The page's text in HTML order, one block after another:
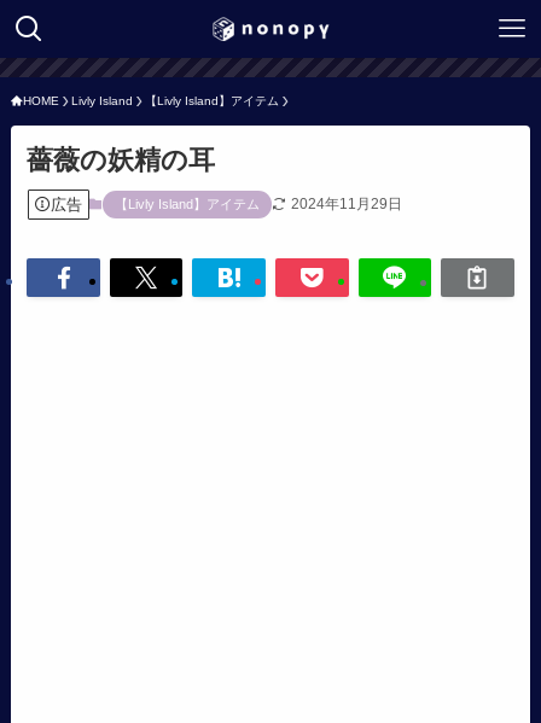
HOME Livly Island 【Livly Island】アイテム
薔薇の妖精の耳
広告 【Livly Island】アイテム 2024年11月29日